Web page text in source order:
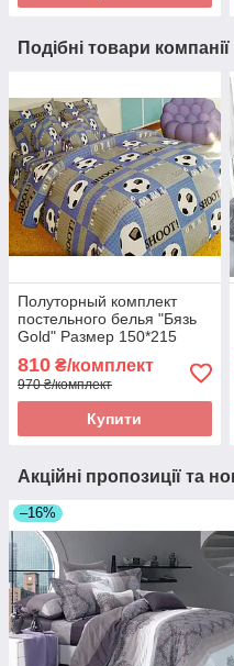
Подібні товари компанії
Полуторный комплект
постельного белья "Бязь
Gold" Размер 150*215
810 ₴/комплект
970 ₴/комплект
Купити
Акційні пропозиції та
–16%